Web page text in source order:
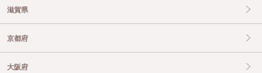
滋賀県
京都府
大阪府